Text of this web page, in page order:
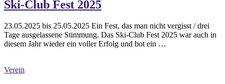
Ski-Club Fest 2025
23.05.2025 bis 25.05.2025 Ein Fest, das man nicht vergisst / drei
Tage ausgelassene Stimmung. Das Ski-Club Fest 2025 war auch in
diesem Jahr wieder ein voller Erfolg und bot ein …
Verein